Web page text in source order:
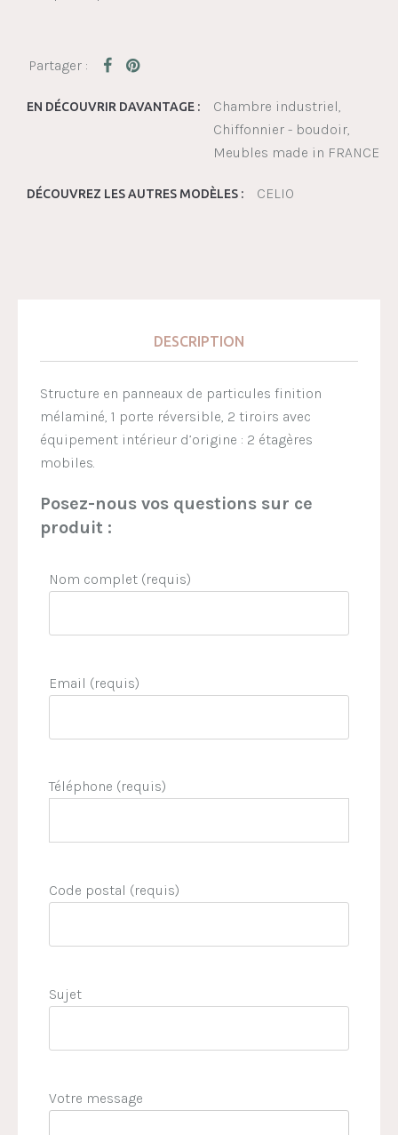
EN DÉCOUVRIR DAVANTAGE :
Chambre industriel
Chiffonnier - boudoir
Meubles made in FRANCE
DÉCOUVREZ LES AUTRES MODÈLES : CELIO
DESCRIPTION
Structure en panneaux de particules finition
mélaminé, 1 porte réversible, 2 tiroirs avec
équipement intérieur d’origine : 2 étagères
mobiles.
Posez-nous vos questions sur ce
produit :
Nom complet (requis)
Email (requis)
Téléphone (requis)
Code postal (requis)
Sujet
Votre message